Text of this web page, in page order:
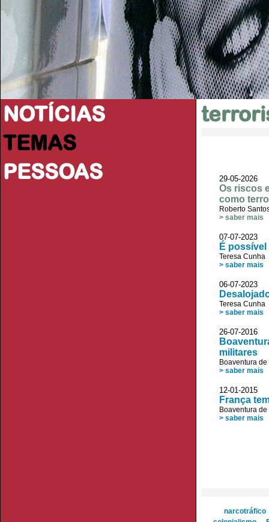
NOTÍCIAS
TEMAS
PESSOAS
29-05-2026
Os riscos
como
Roberto
> saber mais
07-07-
É
Teresa Cunha
> saber mais
06-07-
Teresa Cunha
> saber mais
26-07-
militares
Boaventura
> saber mais
12-01-
França
Boaventura
> saber mais
narcotráfico